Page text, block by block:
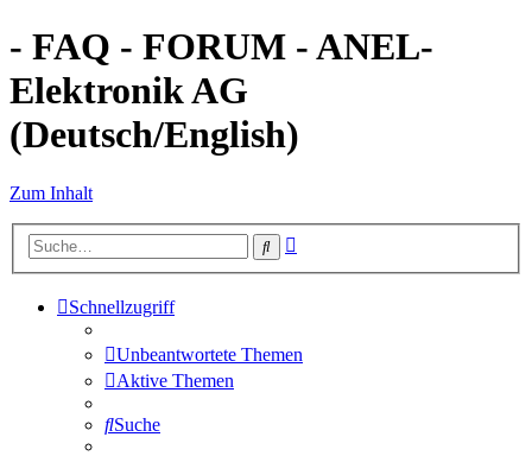
- FAQ - FORUM - ANEL-
Elektronik AG
(Deutsch/English)
Zum Inhalt
Suche
Schnellzugriff
Unbeantwortete Themen
Aktive Themen
Suche